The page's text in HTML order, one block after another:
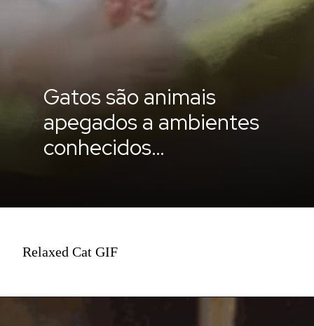
Gatos são animais
apegados a ambientes
conhecidos…
Relaxed Cat GIF